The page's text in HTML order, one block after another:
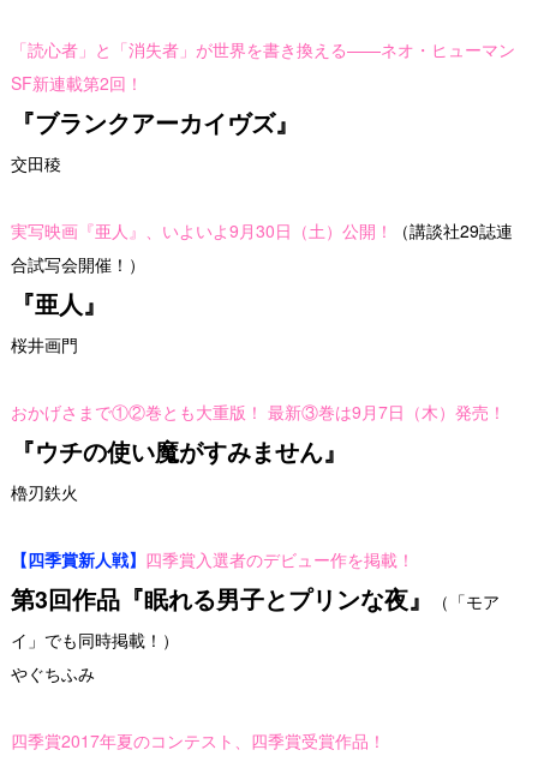
「読心者」と「消失者」が世界を書き換える——ネオ・ヒューマン
SF新連載第2回！
『ブランクアーカイヴズ』
交田稜
実写映画『亜人』、いよいよ9月30日（土）公開！ （講談社29誌連
合試写会開催！ ）
『亜人』
桜井画門
おかげさまで①②巻とも大重版！ 最新③巻は9月7日（木）発売！
『ウチの使い魔がすみません』
櫓刃鉄火
【四季賞新人戦】 四季賞入選者のデビュー作を掲載！
第3回作品『眠れる男子とプリンな夜』 （ 「モア
イ」でも同時掲載！ ）
やぐちふみ
四季賞2017年夏のコンテスト、四季賞受賞作品！